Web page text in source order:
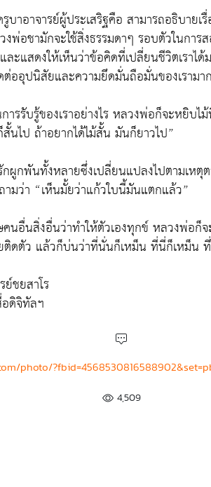
าอาจารย์ผู้ประเสริฐคือ สามารถอธิบายเ
พ่อชามักจะใช้สิ่งธรรมดาๆ รอบตัวในกา
และแสดงให้เห็นว่าข้อคิดที่เปลี่ยนชีวิตเรา
ต่ออุปนิสัยและความยึดมั่นถือมั่นของเรามา
รรับรู้ของเราอย่างไร หลวงพ่อก็จะหยิบ
นไป ถ้าอยากได้ไม้สั้น มันก็ยาวไป”
กผูกพันทั้งหลายซึ่งเปลี่ยนแปลงไปตามเห
มว่า “เห็นมั้ยว่าแก้วใบนี้มันแตกแล้ว”
นอื่นสิ่งอื่นว่าทำให้ตัวเองทุกข์ หลวงพ่อก็
ติดตัว แล้วก็บ่นว่าที่นั่นก็เหม็น ที่นี่ก็เหม็น
ชยสาโร
ดิจิทัลฯ
photo/
4,509